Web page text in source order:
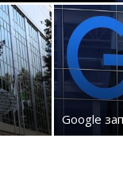
Google